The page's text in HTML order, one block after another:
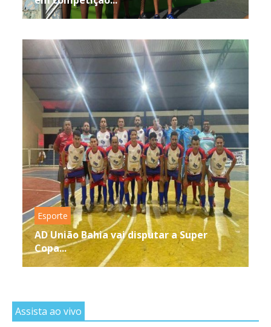
Esporte
AD União Bahia vai disputar a Super
Copa...
Assista ao vivo